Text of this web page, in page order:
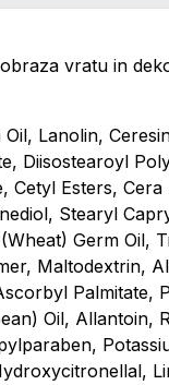
vratu in
Lanolin,
Diisostearoyl
Esters,
Stearyl
Germ Oil,
Maltodextrin,
Palmitate,
Oil,